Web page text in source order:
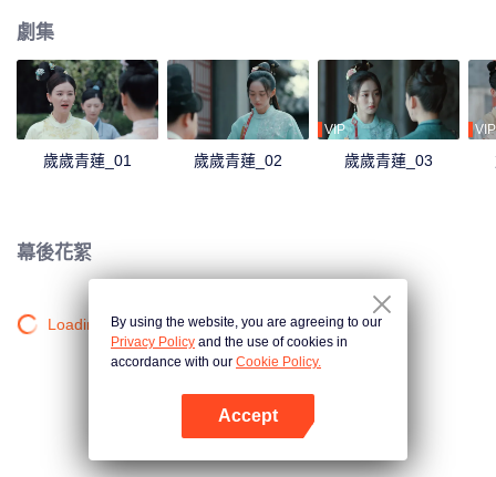
劇集
歲歲青蓮_01 歲歲青蓮_02
VIP
歲歲青蓮_03
VIP
幕後花絮
Loading…By using the website, you are agreeing to our
Privacy Policy and the use of cookies in
accordance with our Cookie Policy.
Accept